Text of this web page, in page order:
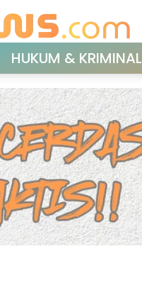
HUKUM & KRIMINAL